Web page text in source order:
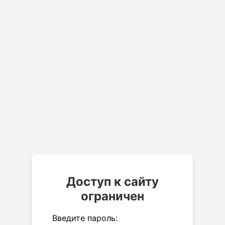
Доступ к сайту
ограничен
Введите пароль: